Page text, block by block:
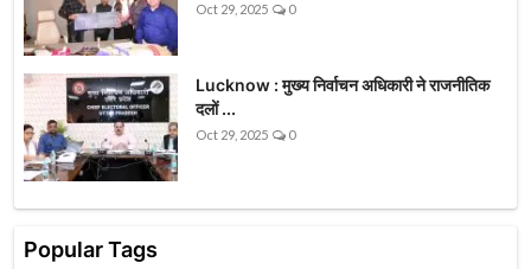
Oct 29, 2025 0
Lucknow : मुख्य निर्वाचन अधिकारी ने राजनीतिक
दलों ...
Oct 29, 2025 0
Popular Tags